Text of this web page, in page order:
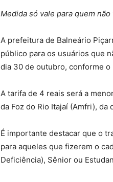
Medida só vale para quem
A prefeitura de Balneário
público para os usuários que
dia 30 de outubro, conforme
A tarifa de 4 reais será a
da Foz do Rio Itajaí (Amfri), da
É importante destacar que o
para aqueles que fizerem o
Deficiência), Sênior ou